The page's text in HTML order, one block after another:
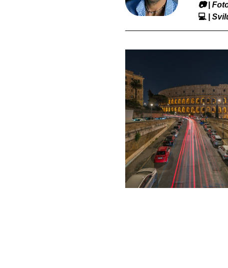
📷 |
💻 |